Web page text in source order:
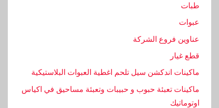
م
و
ب
ذ
ر
طبات
عبوات
عناوين فروع الشركة
قطع غيار
ماكينات اندكشن سيل تلحم اغطية العبوات البلاستيكية
ماكينات تعبئة حبوب و حبيبات وتعبئة مساحيق في اكياس
اوتوماتيك